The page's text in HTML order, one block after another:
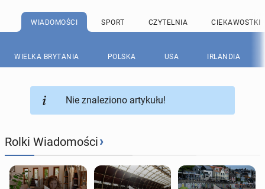
WIADOMOŚCI SPORT CZYTELNIA CIEKAWOSTKI
WIELKA BRYTANIA POLSKA USA IRLANDIA
Nie znaleziono artykułu!
Rolki Wiadomości›